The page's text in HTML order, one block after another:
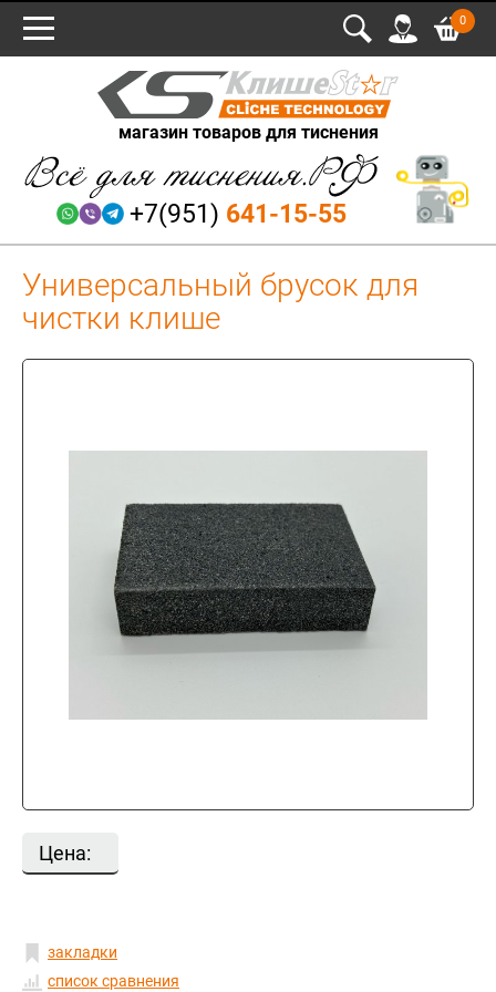
0
магазин товаров для тиснения
+7(951) 641-15-55
Универсальный брусок для
чистки клише
Цена:
закладки
список сравнения